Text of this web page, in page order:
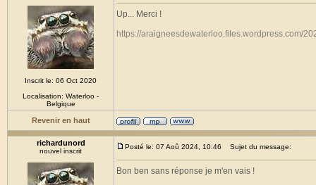
Inscrit le: 06 Oct 2020
Localisation: Waterloo -
Belgique
Up... Merci !
https://araigneesdewaterloo.files.wordpress.com/
Revenir en haut
richardunord
nouvel inscrit
Posté le: 07 Aoû 2024, 10:46 Sujet du message:
Bon ben sans réponse je m'en vais !